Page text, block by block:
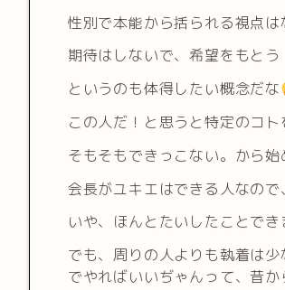
性別で本能から括られる視点は
期待はしないで、希望をもとう
というのも体得したい概念だな
この人だ！と思うと特定のコ
そもそもできっこない。から
会長がユキエはできる人なの
いや、ほんとたいしたことでき
でも、周りの人よりも執着は
でやればいいぢゃんって、昔